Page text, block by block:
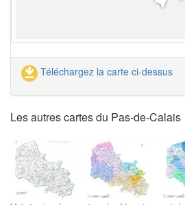
Téléchargez la carte ci-dessus
Les autres cartes du Pas-de-Calais